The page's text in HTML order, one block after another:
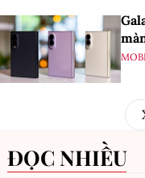
ĐỌC NHIỀU